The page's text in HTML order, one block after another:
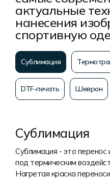
актуальные
нанесения
спортивную
Сублимация
DTF-печать Шеврон
Сублимация
Сублимация - это перенос
под термическим
Нагретая краска